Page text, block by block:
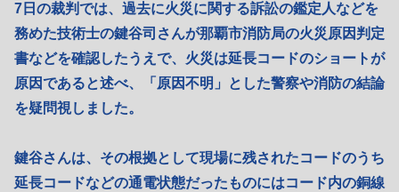
7日の裁判では、過去に火災に関する訴訟の鑑定人などを
務めた技術士の鍵谷司さんが那覇市消防局の火災原因判定
書などを確認したうえで、火災は延長コードのショートが
原因であると述べ、「原因不明」とした警察や消防の結論
を疑問視しました。
鍵谷さんは、その根拠として現場に残されたコードのうち
延長コードなどの通電状態だったものにはコード内の銅線